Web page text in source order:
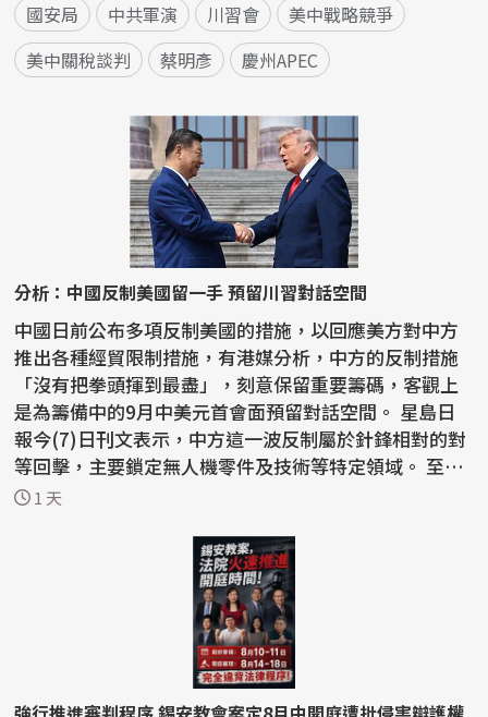
國安局 中共軍演 川習會
美中戰略競爭
美中關稅談判
蔡明彥 慶州APEC
分析：中國反制美國留一手 預留川習對話空間
中國日前公布多項反制美國的措施，以回應美方對中方
推出各種經貿限制措施，有港媒分析，中方的反制措施
「沒有把拳頭揮到最盡」，刻意保留重要籌碼，客觀上
是為籌備中的9月中美元首會面預留對話空間。 星島日
報今(7)日刊文表示，中方這一波反制屬於針鋒相對的對
等回擊，主要鎖定無人機零件及技術等特定領域。 至於
稀土...
1 天